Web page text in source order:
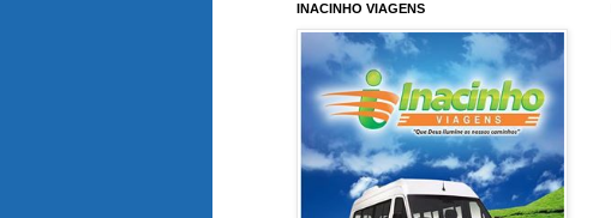
INACINHO VIAGENS